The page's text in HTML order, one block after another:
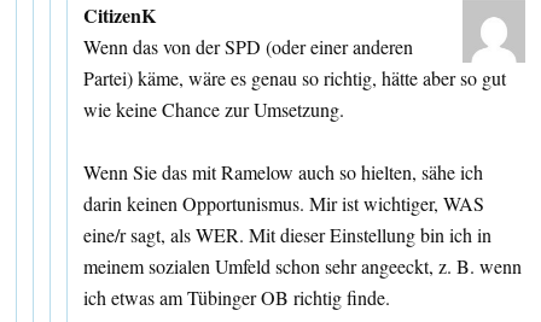
CitizenK
Wenn das von der SPD (oder einer anderen
Partei) käme, wäre es genau so richtig, hätte aber so gut
wie keine Chance zur Umsetzung.
Wenn Sie das mit Ramelow auch so hielten, sähe ich
darin keinen Opportunismus. Mir ist wichtiger, WAS
eine/r sagt, als WER. Mit dieser Einstellung bin ich in
meinem sozialen Umfeld schon sehr angeeckt, z. B. wenn
ich etwas am Tübinger OB richtig finde.